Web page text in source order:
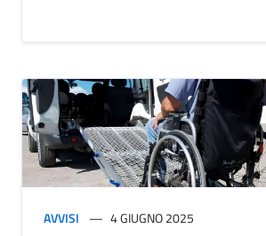
AVVISI 4 GIUGNO 2025